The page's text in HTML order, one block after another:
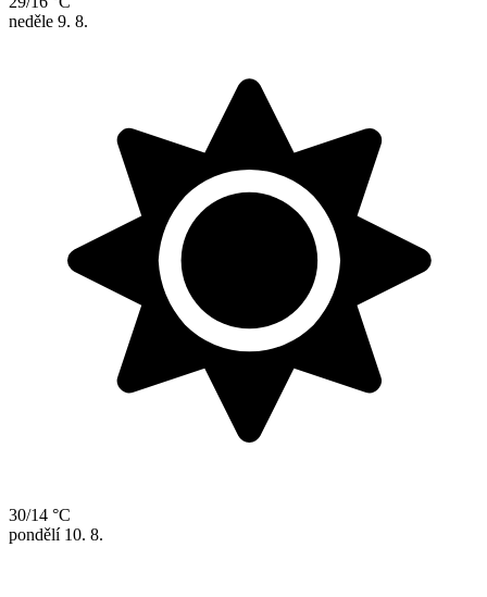
neděle 9. 8.
30/14 °C
pondělí 10. 8.